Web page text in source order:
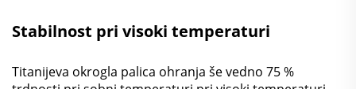
Stabilnost pri visoki temperaturi
Titanijeva okrogla palica ohranja še vedno 75 %